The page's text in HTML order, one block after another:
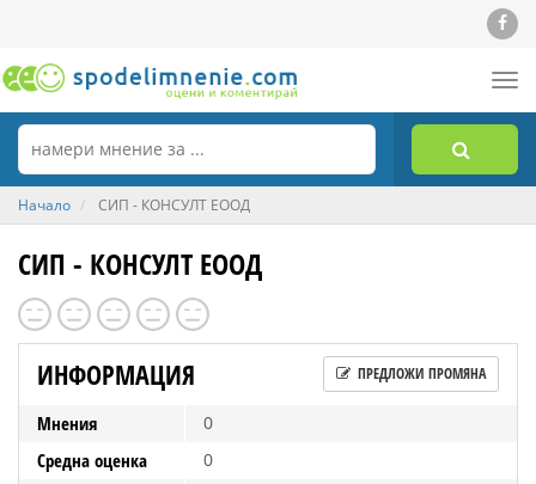
Начало СИП - КОНСУЛТ ЕООД
СИП - КОНСУЛТ ЕООД
ИНФОРМАЦИЯ ПРЕДЛОЖИ ПРОМЯНА
Мнения 0
Средна оценка 0